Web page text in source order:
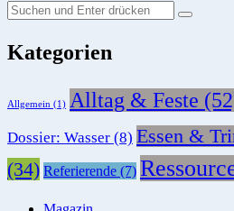
Suchen
nach:
Suche
Kategorien
Allgemein (1) Alltag & Feste
Dossier: Wasser (8) Essen &
(34) Referierende (7)